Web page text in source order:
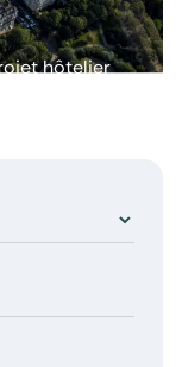
hôtelier